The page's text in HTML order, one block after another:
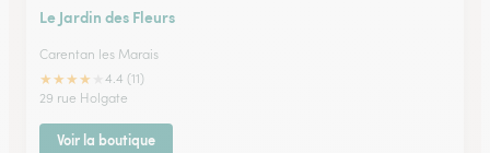
Le Jardin des Fleurs
Carentan les Marais
★★★★
4.4 (11)
29 rue Holgate
Voir la boutique